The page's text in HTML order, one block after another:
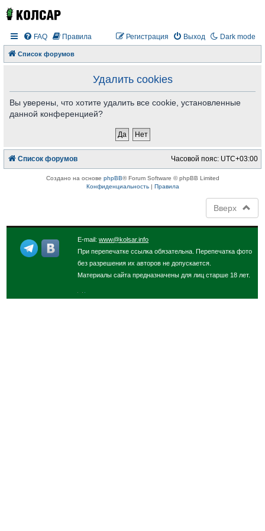
Dark mode
FAQ Правила Выход
Регистрация
Список форумов
Удалить cookies
Вы уверены, что хотите удалить все cookie, установленные
данной конференцией?
Список форумов Часовой пояс: UTC+03:00
Создано на основе phpBB® Forum Software © phpBB Limited
Конфиденциальность| Правила
Вверх
E-mail:www@kolsar.info
При перепечатке ссылка обязательна. Перепечатка фото
без разрешения их авторов не допускается.
Материалы сайта предназначены для лиц старше 18 лет.